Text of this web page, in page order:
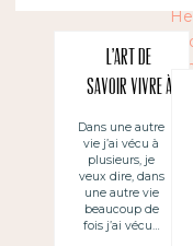
L’art de
savoir vivre à
plusieurs ou
comment faire
pour bien
cohabiter
avec des
Dans une autre
vie j’ai vécu à
plusieurs, je
veux dire, dans
une autre vie
beaucoup de
fois j’ai vécu…